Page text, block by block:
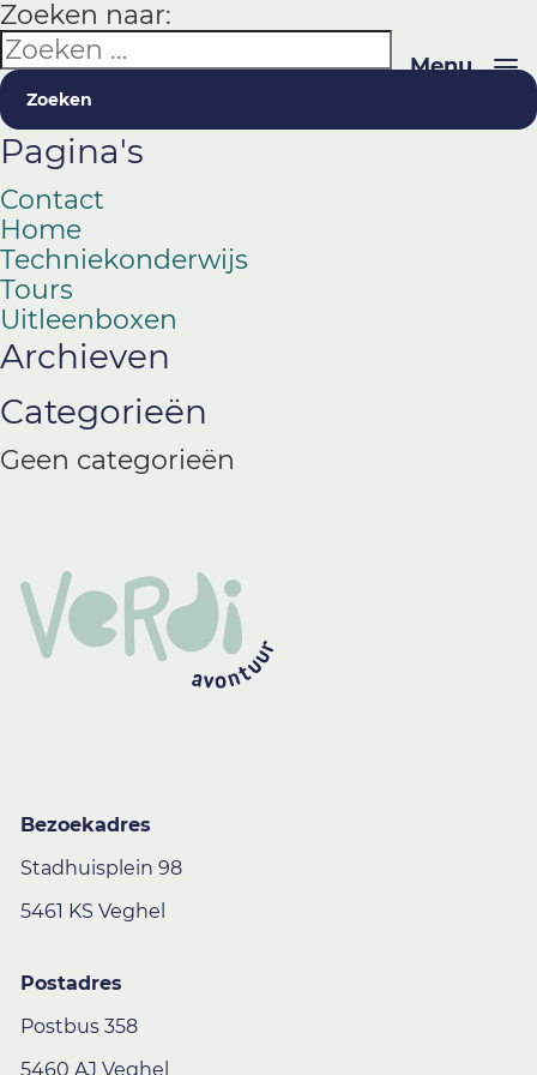
Menu
Zoeken naar:
Pagina's
Contact
Home
Techniekonderwijs
Tours
Uitleenboxen
Archieven
Categorieën
Geen categorieën
Bezoekadres
Stadhuisplein 98
5461 KS Veghel
Postadres
Postbus 358
5460 AJ Veghel